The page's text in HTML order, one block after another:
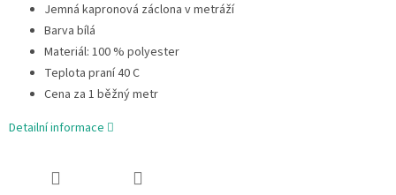
Jemná kapronová záclona v metráží
Barva bílá
Materiál: 100 % polyester
Teplota praní 40 C
Cena za 1 běžný metr
Detailní informace